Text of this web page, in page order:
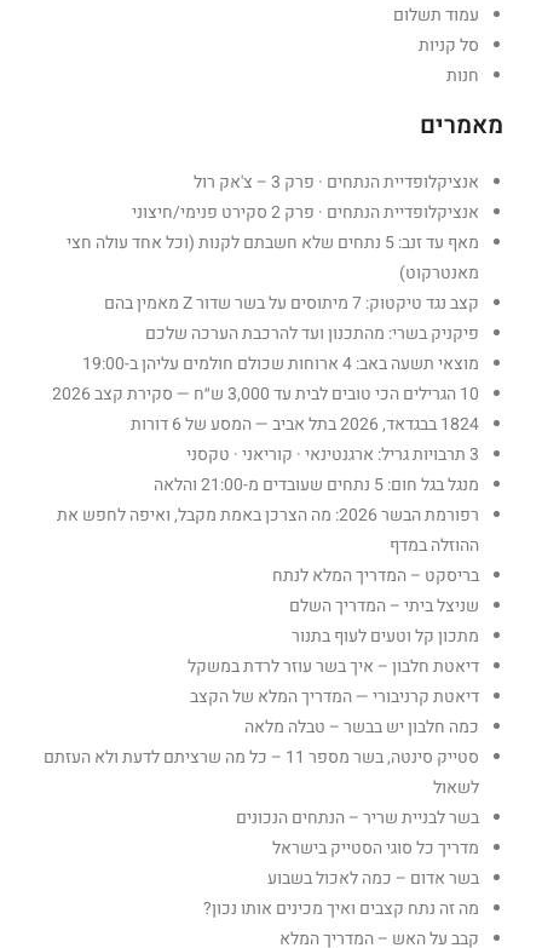
עמוד תשלום
סל קניות
חנות
מאמרים
אנציקלופדיית הנתחים · פרק 3 – צ'אק רול
אנציקלופדיית הנתחים · פרק 2 סקירט פנימי/חיצוני
מאף עד זנב: 5 נתחים שלא חשבתם לקנות (וכל אחד עולה חצי
מאנטרקוט)
קצב נגד טיקטוק: 7 מיתוסים על בשר שדור Z מאמין בהם
פיקניק בשרי: מהתכנון ועד להרכבת הערכה שלכם
מוצאי תשעה באב: 4 ארוחות שכולם חולמים עליהן ב-19:00
10 הגרילים הכי טובים לבית עד 3,000 ש״ח — סקירת קצב 2026
1824 בבגדאד, 2026 בתל אביב — המסע של 6 דורות
3 תרבויות גריל: ארגנטינאי · קוריאני · טקסני
מנגל בגל חום: 5 נתחים שעובדים מ-21:00 והלאה
רפורמת הבשר 2026: מה הצרכן באמת מקבל, ואיפה לחפש את
ההוזלה במדף
בריסקט – המדריך המלא לנתח
שניצל ביתי – המדריך השלם
מתכון קל וטעים לעוף בתנור
דיאטת חלבון – איך בשר עוזר לרדת במשקל
דיאטת קרניבורי — המדריך המלא של הקצב
כמה חלבון יש בבשר – טבלה מלאה
סטייק סינטה, בשר מספר 11 – כל מה שרציתם לדעת ולא העזתם
לשאול
בשר לבניית שריר – הנתחים הנכונים
מדריך כל סוגי הסטייק בישראל
בשר אדום – כמה לאכול בשבוע
מה זה נתח קצבים ואיך מכינים אותו נכון?
קבב על האש – המדריך המלא